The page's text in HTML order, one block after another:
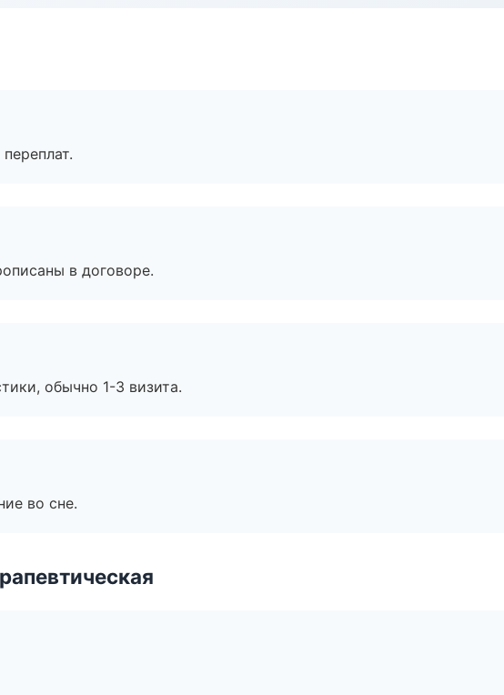
в договоре.
обычно 1-3 визита.
во сне.